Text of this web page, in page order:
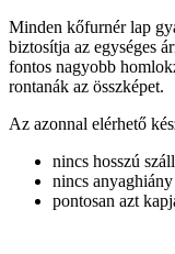
Minden kőfurnér lap
biztosítja az egységes
fontos nagyobb
rontanák az összképet.
Az azonnal elérhető
nincs hosszú
nincs
pontosan azt